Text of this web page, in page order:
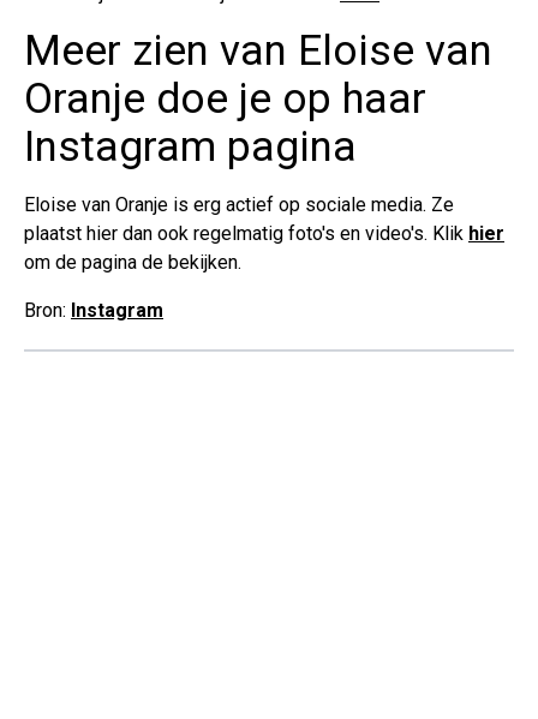
Meer zien van Eloise van
Oranje doe je op haar
Instagram pagina
Eloise van Oranje is erg actief op sociale media. Ze
plaatst hier dan ook regelmatig foto's en video's. Klik hier
om de pagina de bekijken.
Bron: Instagram